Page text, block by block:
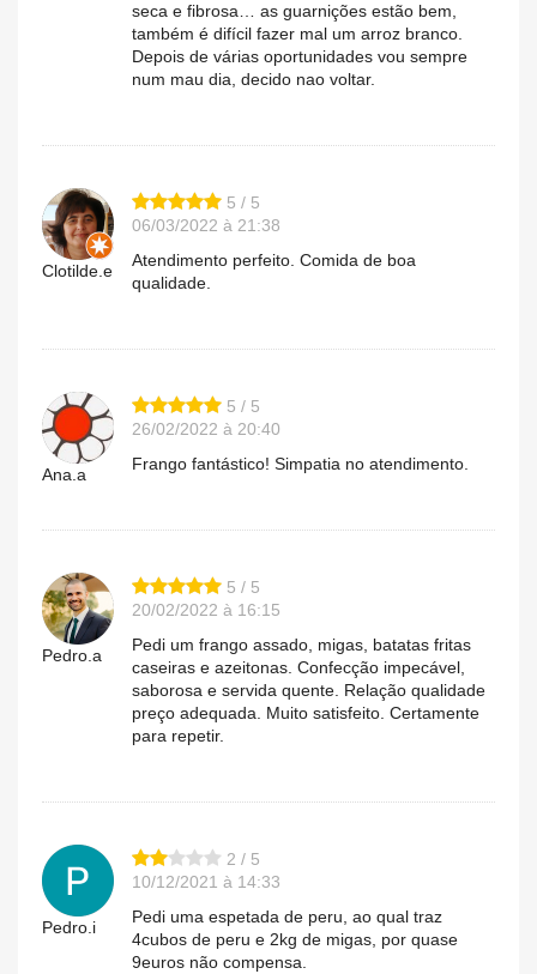
seca e fibrosa… as guarnições estão bem,
também é difícil fazer mal um arroz branco.
Depois de várias oportunidades vou sempre
num mau dia, decido nao voltar.
Clotilde.e
5 / 5
06/03/2022 à 21:38
Atendimento perfeito. Comida de boa
qualidade.
Ana.a
5 / 5
26/02/2022 à 20:40
Frango fantástico! Simpatia no atendimento.
Pedro.a
5 / 5
20/02/2022 à 16:15
Pedi um frango assado, migas, batatas fritas
caseiras e azeitonas. Confecção impecável,
saborosa e servida quente. Relação qualidade
preço adequada. Muito satisfeito. Certamente
para repetir.
Pedro.i
2 / 5
10/12/2021 à 14:33
Pedi uma espetada de peru, ao qual traz
4cubos de peru e 2kg de migas, por quase
9euros não compensa.